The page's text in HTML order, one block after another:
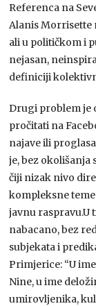
Referenca na
Alanis Morrisette
ali u političkom i
nejasan,
definiciji
Drugi problem je
pročitati na
najave ili
je, bez
čiji nizak nivo
kompleksne
javnu raspravu.U
nabacano, bez
subjekata i
Primjerice: “U
Nine, u ime
umirovljenika,